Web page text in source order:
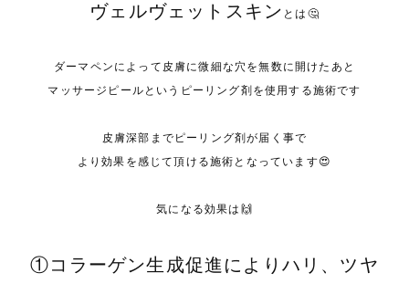
ヴェルヴェットスキン とは🤔
ダーマペンによって皮膚に微細な穴を無数に開けたあと
マッサージピールというピーリング剤を使用する施術です
皮膚深部までピーリング剤が届く事で
より効果を感じて頂ける施術となっています😍
気になる効果は🙌
①コラーゲン生成促進によりハリ、ツヤ